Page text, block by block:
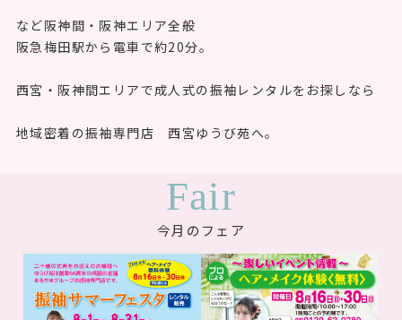
など阪神間・阪神エリア全般
阪急梅田駅から電車で約20分。
西宮・阪神間エリアで成人式の振袖レンタルをお探しなら
地域密着の振袖専門店 西宮ゆうび苑へ。
Fair
今月のフェア